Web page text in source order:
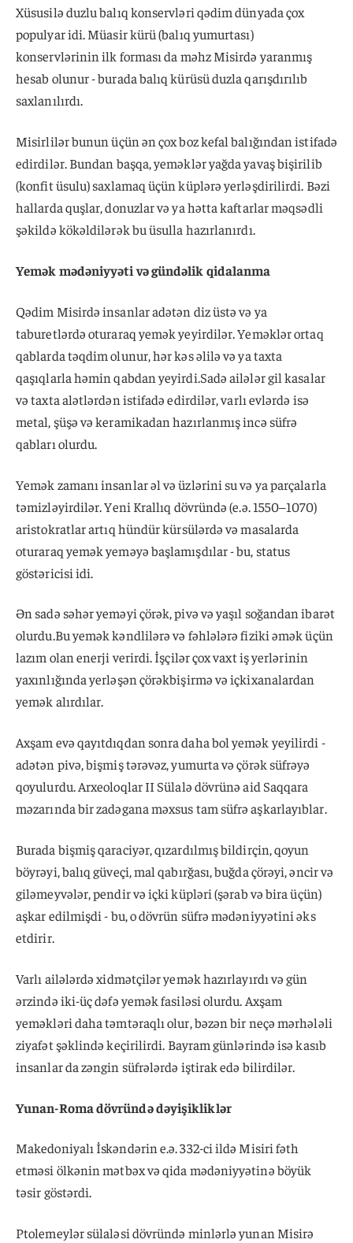
Xüsusilə duzlu balıq konservləri qədim dünyada çox
populyar idi. Müasir kürü (balıq yumurtası)
konservlərinin ilk forması da məhz Misirdə yaranmış
hesab olunur - burada balıq kürüsü duzla qarışdırılıb
saxlanılırdı.
Misirlilər bunun üçün ən çox boz kefal balığından istifadə
edirdilər. Bundan başqa, yeməklər yağda yavaş bişirilib
(konfit üsulu) saxlamaq üçün küplərə yerləşdirilirdi. Bəzi
hallarda quşlar, donuzlar və ya hətta kaftarlar məqsədli
şəkildə kökəldilərək bu üsulla hazırlanırdı.
Yemək mədəniyyəti və gündəlik qidalanma
Qədim Misirdə insanlar adətən diz üstə və ya
taburetlərdə oturaraq yemək yeyirdilər. Yeməklər ortaq
qablarda təqdim olunur, hər kəs əlilə və ya taxta
qaşıqlarla həmin qabdan yeyirdi.Sadə ailələr gil kasalar
və taxta alətlərdən istifadə edirdilər, varlı evlərdə isə
metal, şüşə və keramikadan hazırlanmış incə süfrə
qabları olurdu.
Yemək zamanı insanlar əl və üzlərini su və ya parçalarla
təmizləyirdilər. Yeni Krallıq dövründə (e.ə. 1550–1070)
aristokratlar artıq hündür kürsülərdə və masalarda
oturaraq yemək yeməyə başlamışdılar - bu, status
göstəricisi idi.
Ən sadə səhər yeməyi çörək, pivə və yaşıl soğandan ibarət
olurdu.Bu yemək kəndlilərə və fəhlələrə fiziki əmək üçün
lazım olan enerji verirdi. İşçilər çox vaxt iş yerlərinin
yaxınlığında yerləşən çörəkbişirmə və içkixanalardan
yemək alırdılar.
Axşam evə qayıtdıqdan sonra daha bol yemək yeyilirdi -
adətən pivə, bişmiş tərəvəz, yumurta və çörək süfrəyə
qoyulurdu. Arxeoloqlar II Sülalə dövrünə aid Saqqara
məzarında bir zadəgana məxsus tam süfrə aşkarlayıblar.
Burada bişmiş qaraciyər, qızardılmış bildirçin, qoyun
böyrəyi, balıq güveçi, mal qabırğası, buğda çörəyi, əncir və
giləmeyvələr, pendir və içki küpləri (şərab və bira üçün)
aşkar edilmişdi - bu, o dövrün süfrə mədəniyyətini əks
etdirir.
Varlı ailələrdə xidmətçilər yemək hazırlayırdı və gün
ərzində iki-üç dəfə yemək fasiləsi olurdu. Axşam
yeməkləri daha təmtəraqlı olur, bəzən bir neçə mərhələli
ziyafət şəklində keçirilirdi. Bayram günlərində isə kasıb
insanlar da zəngin süfrələrdə iştirak edə bilirdilər.
Yunan-Roma dövründə dəyişikliklər
Makedoniyalı İskəndərin e.ə. 332-ci ildə Misiri fəth
etməsi ölkənin mətbəx və qida mədəniyyətinə böyük
təsir göstərdi.
Ptolemeylər sülaləsi dövründə minlərlə yunan Misirə